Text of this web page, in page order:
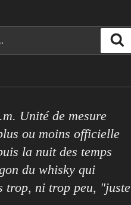
Unité de mesure
ou moins officielle
la nuit des temps
du whisky qui
trop, ni trop peu, "juste